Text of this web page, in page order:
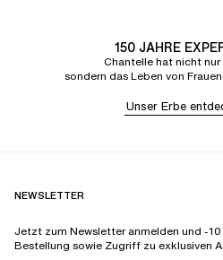
150 JAHRE
Chantelle hat nicht nur
sondern das Leben von
Unser Erbe
NEWSLETTER
Jetzt zum Newsletter anmelden und -
Bestellung sowie Zugriff zu exklusiven